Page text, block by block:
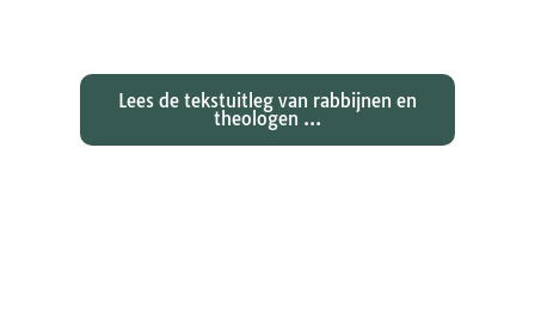
Lees de tekstuitleg van rabbijnen en
theologen ...